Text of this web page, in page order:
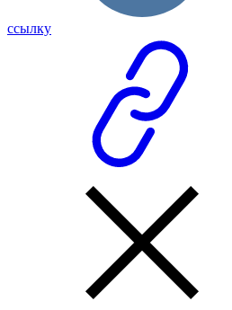
ссылку